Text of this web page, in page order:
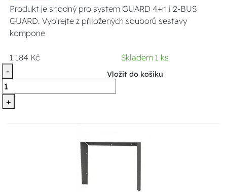
Produkt je shodný pro system GUARD 4+n i 2-BUS
GUARD. Vybírejte z přiložených souborů sestavy
kompone
1 184 Kč
Skladem 1 ks
-
+
Vložit do košíku